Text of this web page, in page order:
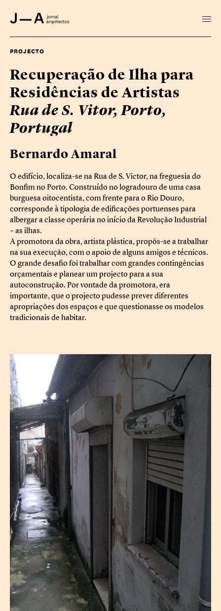
PROJECTO
Recuperação de Ilha para
Residências de Artistas
Rua de S. Vitor, Porto,
Portugal
Bernardo Amaral
O edifício, localiza-se na Rua de S. Victor, na freguesia do
Bonfim no Porto. Construído no logradouro de uma casa
burguesa oitocentista, com frente para o Rio Douro,
corresponde à tipologia de edificações portuenses para
albergar a classe operária no início da Revolução Industrial
– as ilhas.
A promotora da obra, artista plástica, propôs-se a trabalhar
na sua execução, com o apoio de alguns amigos e técnicos.
O grande desafio foi trabalhar com grandes contingências
orçamentais e planear um projecto para a sua
autoconstrução. Por vontade da promotora, era
importante, que o projecto pudesse prever diferentes
apropriações dos espaços e que questionasse os modelos
tradicionais de habitar.